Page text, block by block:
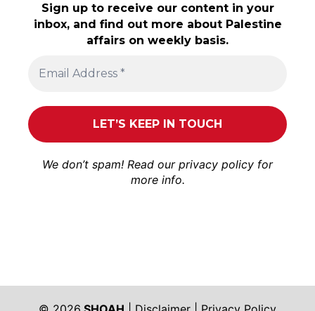
Sign up to receive our content in your
inbox, and find out more about Palestine
affairs on weekly basis.
We don’t spam! Read our privacy policy for
more info.